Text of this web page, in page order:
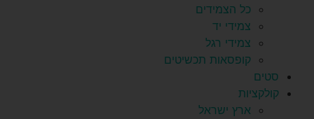
כל הצמידים
צמידי יד
צמידי רגל
קופסאות תכשיטים
סטים
קולקציות
ארץ ישראל